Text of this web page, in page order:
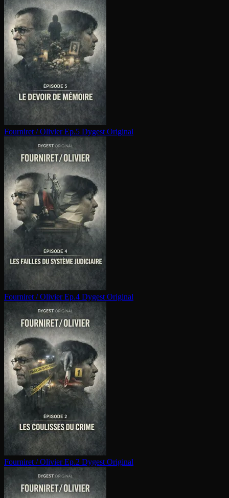
Fourniret / Olivier Ep.5 Dygest Original
Fourniret / Olivier Ep.4 Dygest Original
Fourniret / Olivier Ep.2 Dygest Original